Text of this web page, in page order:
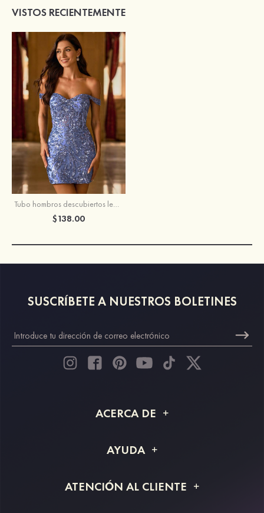
VISTOS RECIENTEMENTE
$138.00
SUSCRÍBETE A NUESTROS BOLETINES
ACERCA DE
Información de envío
AYUDA
Devoluciones y reembolsos
ATENCIÓN AL CLIENTE